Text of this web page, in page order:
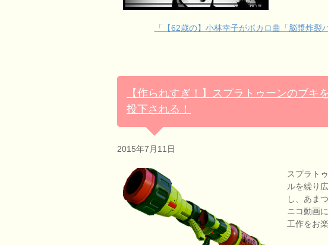
「【62歳の】小林幸子がボカロ曲「脳漿炸
【作られすぎ！】スプラトゥーンのブキ
投下される！
2015年7月11日
スプラト
ルを繰り
し、あま
ニコ動画
工作をお